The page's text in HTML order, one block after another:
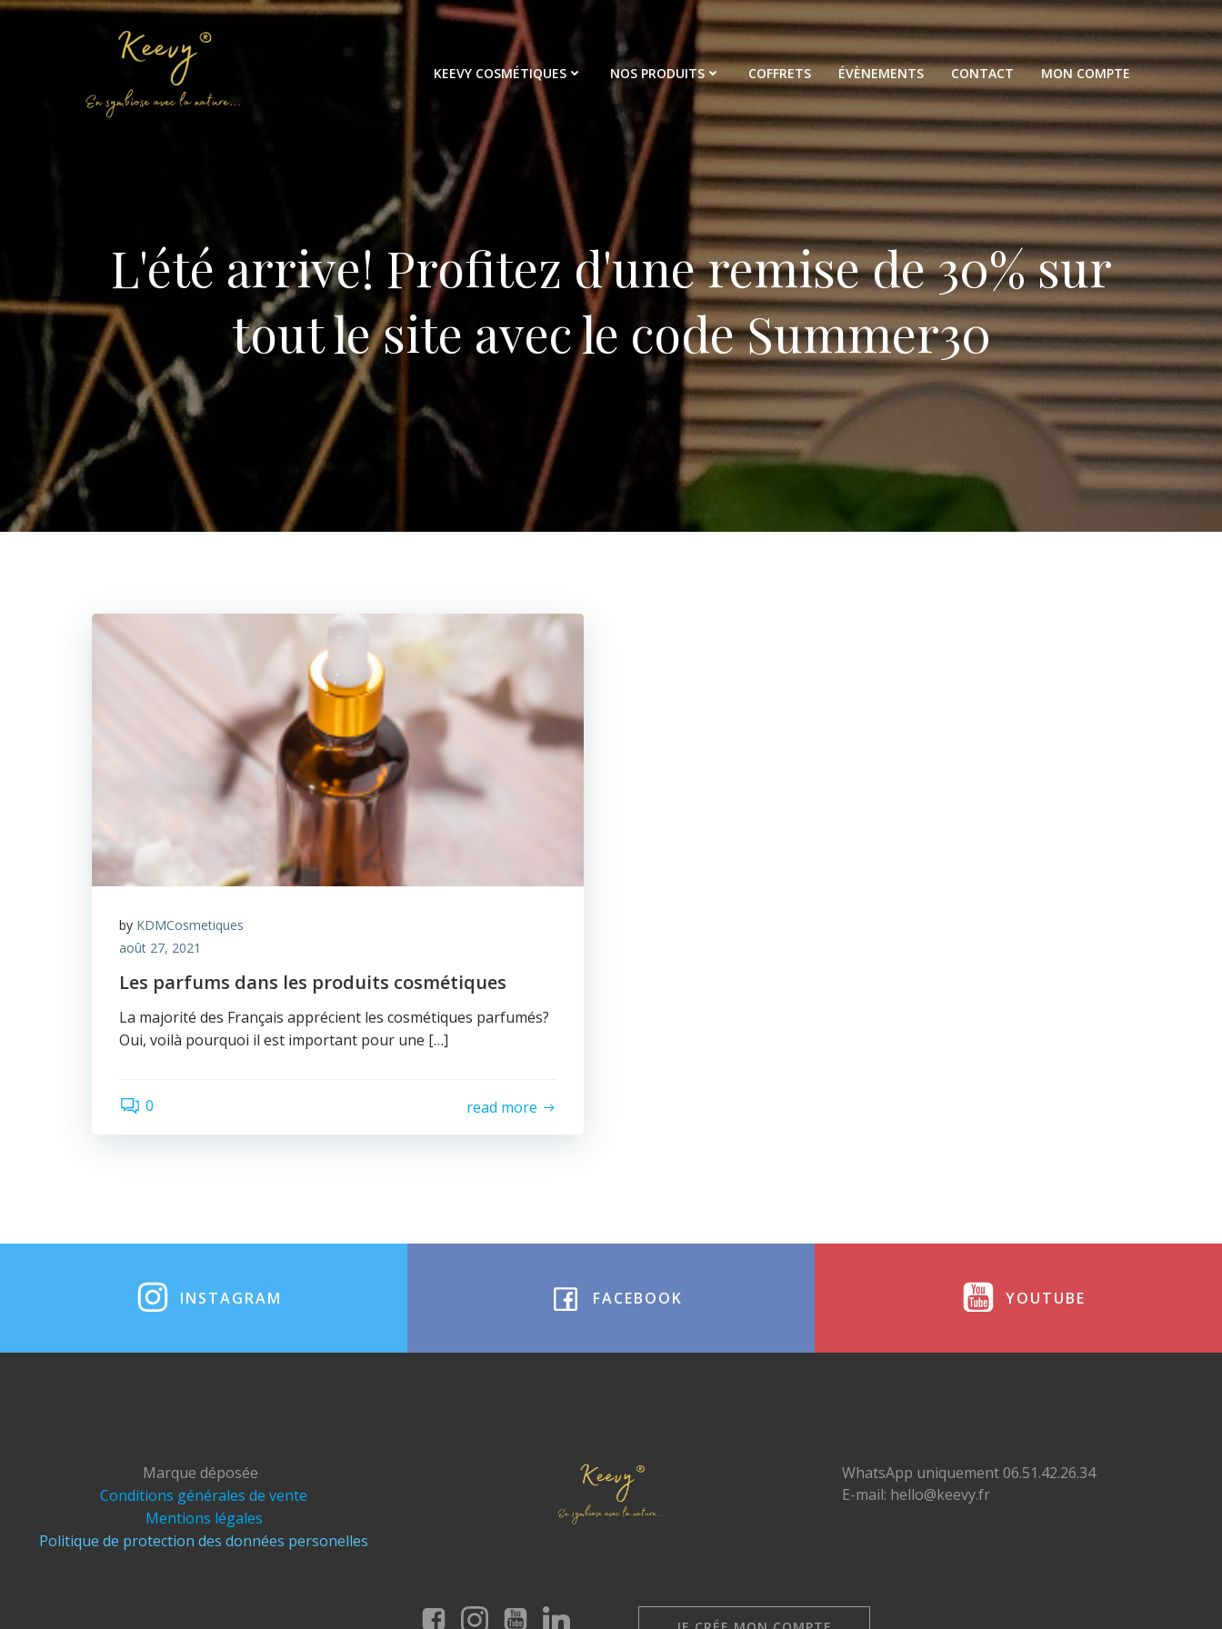
Aller
KEEVY COSMÉTIQUES NOS PRODUITS COFFRETS ÉVÈNEMENTS CONTACT MON COMPTE
L'été arrive! Profitez d'une remise de 30% sur
tout le site avec le code Summer30
by KDMCosmetiques
août 27, 2021
Les parfums dans les produits cosmétiques
La majorité des Français apprécient les cosmétiques parfumés?
Oui, voilà pourquoi il est important pour une […]
0 read more
INSTAGRAM FACEBOOK YOUTUBE
Marque déposée
Conditions générales de vente
Mentions légales
Politique de protection des données personelles
WhatsApp uniquement 06.51.42.26.34
E-mail: hello@keevy.fr